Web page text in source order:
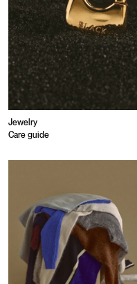
Jewelry
Care guide